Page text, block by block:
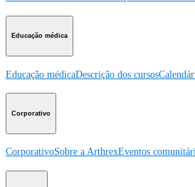
Educação médica
Educação médicaDescrição dos cursos
Corporativo
CorporativoSobre a ArthrexEventos